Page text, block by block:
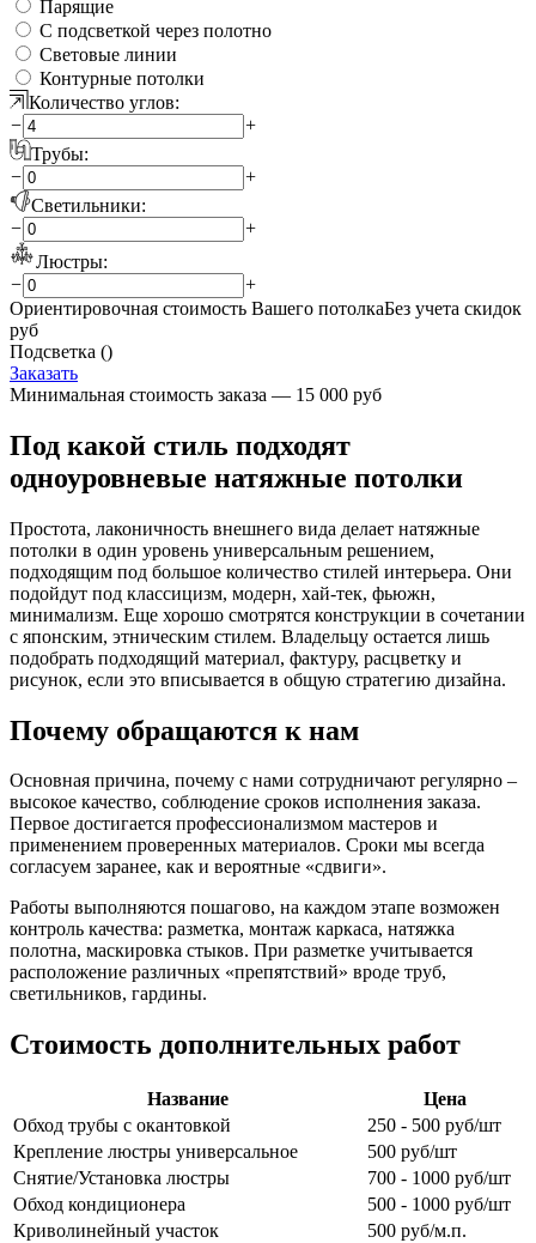
Парящие
С подсветкой через полотно
Световые линии
Контурные потолки
Количество углов:
−
+
Трубы:
−
+
Светильники:
−
+
Люстры:
−
+
Ориентировочная стоимость Вашего потолкаБез учета скидок
руб
Подсветка ()
Заказать
Минимальная стоимость заказа — 15 000 руб
Под какой стиль подходят
одноуровневые натяжные потолки
Простота, лаконичность внешнего вида делает натяжные
потолки в один уровень универсальным решением,
подходящим под большое количество стилей интерьера. Они
подойдут под классицизм, модерн, хай-тек, фьюжн,
минимализм. Еще хорошо смотрятся конструкции в сочетании
с японским, этническим стилем. Владельцу остается лишь
подобрать подходящий материал, фактуру, расцветку и
рисунок, если это вписывается в общую стратегию дизайна.
Почему обращаются к нам
Основная причина, почему с нами сотрудничают регулярно –
высокое качество, соблюдение сроков исполнения заказа.
Первое достигается профессионализмом мастеров и
применением проверенных материалов. Сроки мы всегда
согласуем заранее, как и вероятные «сдвиги».
Работы выполняются пошагово, на каждом этапе возможен
контроль качества: разметка, монтаж каркаса, натяжка
полотна, маскировка стыков. При разметке учитывается
расположение различных «препятствий» вроде труб,
светильников, гардины.
Стоимость дополнительных работ
Название
Цена
Обход трубы с окантовкой
250 - 500 руб/шт
Крепление люстры универсальное
500 руб/шт
Снятие/Установка люстры
700 - 1000 руб/шт
Обход кондиционера
500 - 1000 руб/шт
Криволинейный участок
500 руб/м.п.